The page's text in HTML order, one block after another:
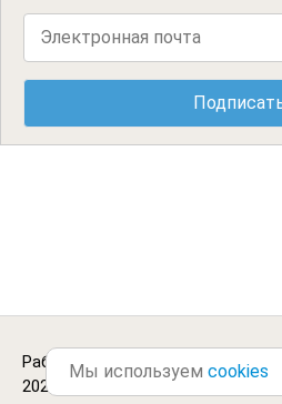
Работа в Петергофе.
2026
Мы используем cookies